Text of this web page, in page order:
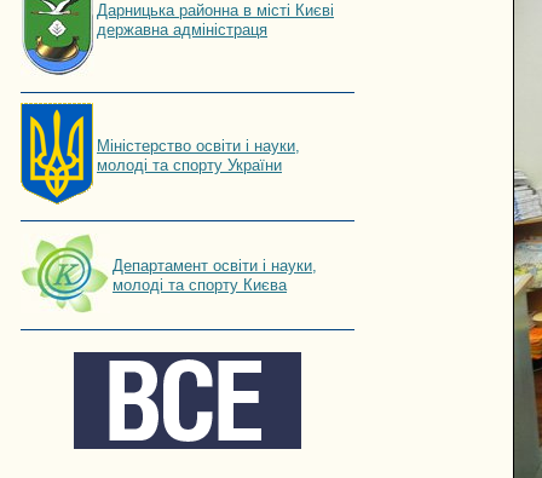
Дарницька районна в місті Києві
державна адміністраця
Мiнiстерство освiти і науки,
молоді та спорту України
Департамент освіти і науки,
молоді та спорту Києва